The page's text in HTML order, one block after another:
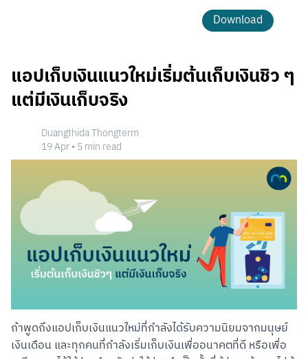
Download
แอปเก็บเงินแนวใหม่เริ่มต้นเก็บเงินชิว ๆ
แต่มีเงินเก็บจริง
Duangthida Thongterm
19 Apr• 5min read
ถ้าพูดถึงแอปเก็บเงินแนวใหม่ที่กำลังได้รับความนิยมจากมนุษย์
เงินเดือน และทุกคนที่กำลังเริ่มเก็บเงินเพื่ออนาคตที่ดี หรือเพื่อ